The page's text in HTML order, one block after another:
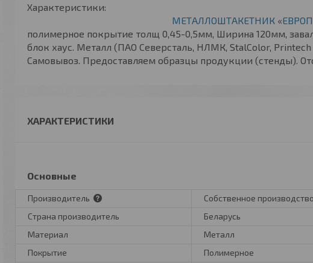
МЕТАЛЛОШТАКЕТНИК «
полимерное покрытие толщ 0,45-0,5мм, Ширина 120мм,
блок хаус. Металл (ПАО Северсталь, НЛМК, StalColor,
Самовывоз. Предоставляем образцы продукции (стенды).
ХАРАКТЕРИСТИКИ
Основные
Производитель
Собственное
Страна производитель
Беларусь
Материал
Металл
Покрытие
Полимерное